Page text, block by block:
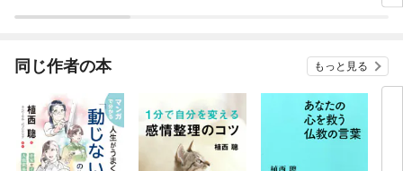
今
同じ作者の本 もっと見る